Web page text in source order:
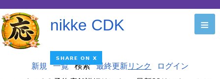
nikke CDK ≡
新規 一覧 検索 最終更新
ログイン